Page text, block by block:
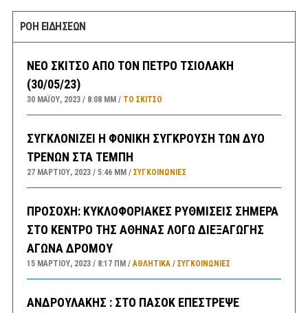
ΡΟΗ ΕΙΔΗΣΕΩΝ
ΝΕΟ ΣΚΙΤΣΟ ΑΠΟ ΤΟΝ ΠΕΤΡΟ ΤΣΙΟΛΑΚΗ
(30/05/23)
30 ΜΑΪ́ΟΥ, 2023 8:08 ΜΜ ΤΟ ΣΚΊΤΣΟ
ΣΥΓΚΛΟΝΙΖΕΙ Η ΦΟΝΙΚΗ ΣΥΓΚΡΟΥΣΗ ΤΩΝ ΔΥΟ
ΤΡΕΝΩΝ ΣΤΑ ΤΕΜΠΗ
27 ΜΑΡΤΊΟΥ, 2023 5:46 ΜΜ ΣΥΓΚΟΙΝΩΝΊΕΣ
ΠΡΟΣΟΧΗ: ΚΥΚΛΟΦΟΡΙΑΚΕΣ ΡΥΘΜΙΣΕΙΣ ΣΗΜΕΡΑ
ΣΤΟ ΚΕΝΤΡΟ ΤΗΣ ΑΘΗΝΑΣ ΛΟΓΩ ΔΙΕΞΑΓΩΓΗΣ
ΑΓΩΝΑ ΔΡΟΜΟΥ
15 ΜΑΡΤΊΟΥ, 2023 8:17 ΠΜ ΑΘΛΗΤΙΚΑ/ ΣΥΓΚΟΙΝΩΝΊΕΣ
ΑΝΔΡΟΥΛΑΚΗΣ : ΣΤΟ ΠΑΣΟΚ ΕΠΕΣΤΡΕΨΕ